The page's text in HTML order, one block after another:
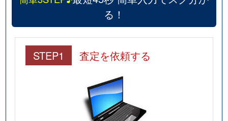
る！
STEP1 査定を依頼する